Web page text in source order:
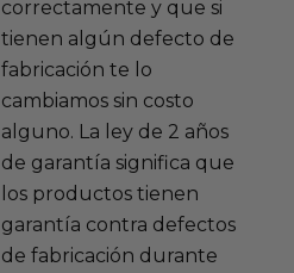
correctamente y que si
tienen algún defecto de
fabricación te lo
cambiamos sin costo
alguno. La ley de 2 años
de garantía significa que
los productos tienen
garantía contra defectos
de fabricación durante